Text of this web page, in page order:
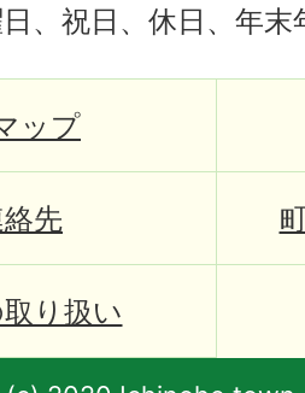
日、祝日、休日、年
ップ
先
り扱い